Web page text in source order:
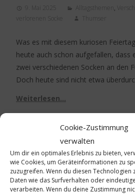
Cookie-Zustimmung
verwalten
Um dir ein optimales Erlebnis zu bieten,
wie Cookies, um Geräteinformationen zu
zuzugreifen. Wenn du diesen Technologien
Daten wie das Surfverhalten oder
verarbeiten. Wenn du deine Zustimmung
9. Mai 2025 Alltagsthemen ,
Thumser
Was es mit diesem kuriosen
heute auch schon aufgefallen, dass
zwei verschiedenen Socken an den
Doch heute sind nicht etwa
Weiterlesen…
28
Apr./25